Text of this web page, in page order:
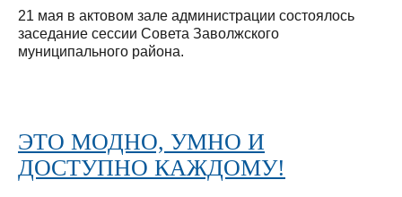
21 мая в актовом зале администрации состоялось
заседание сессии Совета Заволжского
муниципального района.
ЭТО МОДНО, УМНО И
ДОСТУПНО КАЖДОМУ!